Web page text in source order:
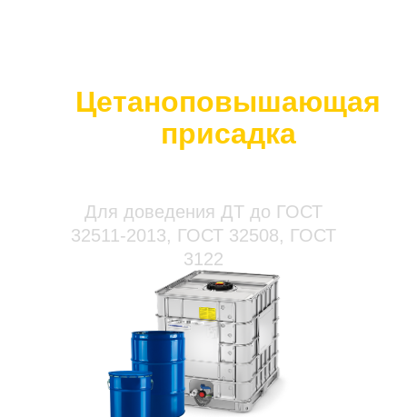
Цетаноповышающая
присадка
Для доведения ДТ до ГОСТ
32511-2013, ГОСТ 32508, ГОСТ
3122